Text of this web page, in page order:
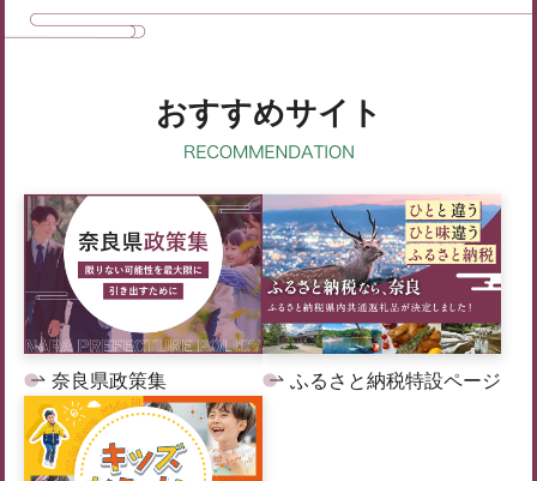
おすすめサイト
奈良県政策集 ふるさと納税特設ページ